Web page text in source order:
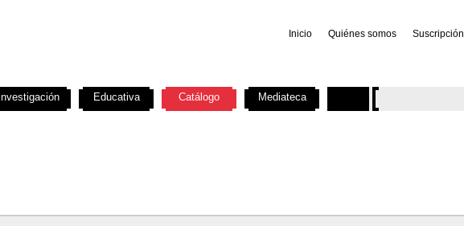
Inicio Quiénes somos Suscripción
Investigación Educativa Catálogo Mediateca